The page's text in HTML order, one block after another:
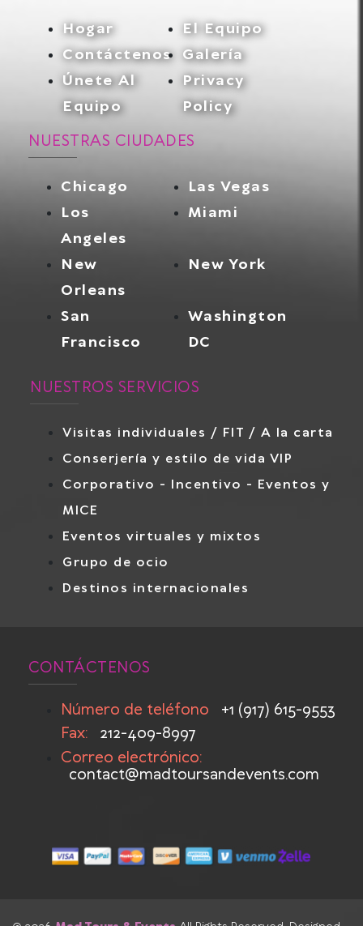
Hogar
El Equipo
Contáctenos Galería
Únete Al
Equipo
Privacy
Policy
NUESTRAS CIUDADES
Chicago
Las Vegas
Los
Angeles
Miami
New
Orleans
New York
San
Francisco
Washington
DC
NUESTROS SERVICIOS
Visitas individuales / FIT / A la carta
Conserjería y estilo de vida VIP
Corporativo - Incentivo - Eventos y
MICE
Eventos virtuales y mixtos
Grupo de ocio
Destinos internacionales
CONTÁCTENOS
Número de teléfono
+1 (917) 615-9553
Fax:
212-409-8997
Correo electrónico:
contact@madtoursandevents.com